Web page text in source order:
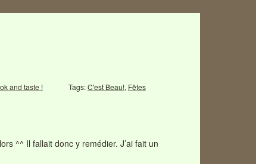
and taste ! Tags:C'est Beau!, Fêtes
^^ Il fallait donc y remédier. J’ai fait un